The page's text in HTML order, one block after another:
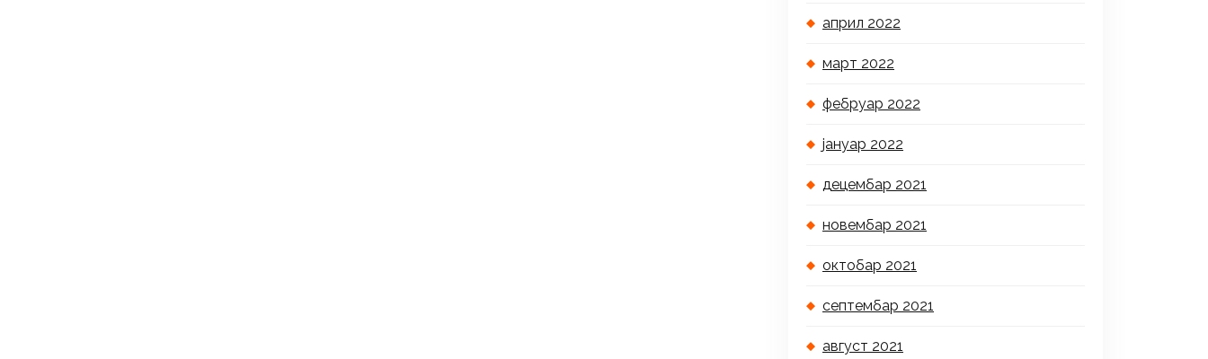
април 2022
март 2022
фебруар 2022
јануар 2022
децембар 2021
новембар 2021
октобар 2021
септембар 2021
август 2021